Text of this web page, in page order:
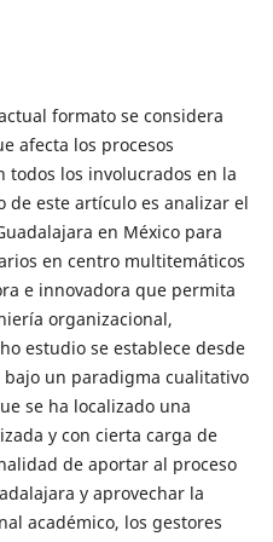
formato se considera
afecta los procesos
todos los involucrados en la
de este artículo es analizar el
en México para
en centro multitemáticos
e innovadora que permita
organizacional,
estudio se establece desde
un paradigma cualitativo
se ha localizado una
y con cierta carga de
de aportar al proceso
y aprovechar la
académico, los gestores